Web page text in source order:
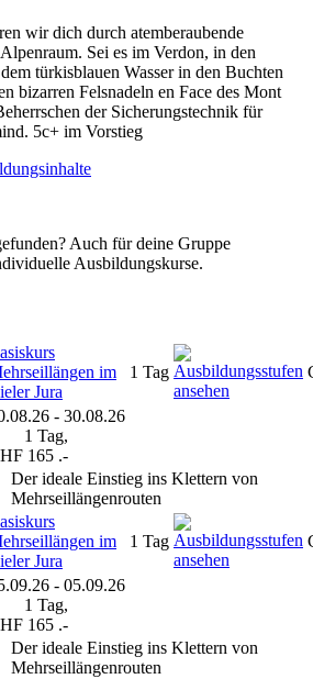
wir dich durch atemberaubende
Sei es im Verdon, in den
türkisblauen Wasser in den Buchten
bizarren Felsnadeln en Face des Mont
der Sicherungstechnik für
5c+ im Vorstieg
Auch für deine Gruppe
Ausbildungskurse.
im
Jura
1 Tag
●
- 30.08.26
1 Tag,
165 .-
Der ideale Einstieg ins Klettern von
Mehrseillängenrouten
im
Jura
1 Tag
●
- 05.09.26
1 Tag,
165 .-
Der ideale Einstieg ins Klettern von
Mehrseillängenrouten